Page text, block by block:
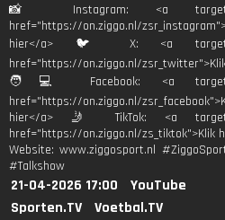
📸 Instagram: <a
href="https://on.ziggo.nl/
hier</a> 🐦 X: <a
href="https://on.ziggo.nl/
🧑💻 Facebook: <a
href="https://on.ziggo.nl/
hier</a> 🤳 TikTok: <a
href="https://on.ziggo.nl/zs_tiktok">Klik
Website: www.ziggosport.nl
#Talkshow
21-04-2026 17:00
YouTube
Sporten.TV
Voetbal.TV